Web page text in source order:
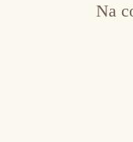
Na